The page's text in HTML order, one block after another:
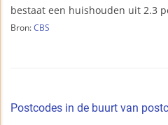
bestaat een huishouden uit 2.3
Bron: CBS
Postcodes in de buurt van